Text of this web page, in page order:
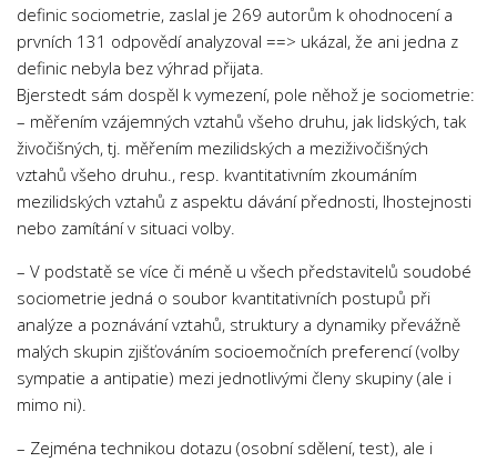
Účetnictví
Zdravotnictví
Zeměpis
Novinky
definic sociometrie, zaslal je 269 autorům k ohodnocení a
prvních 131 odpovědí analyzoval ==> ukázal, že ani jedna z
definic nebyla bez výhrad přijata.
Bjerstedt sám dospěl k vymezení, pole něhož je sociometrie:
– měřením vzájemných vztahů všeho druhu, jak lidských, tak
živočišných, tj. měřením mezilidských a meziživočišných
vztahů všeho druhu., resp. kvantitativním zkoumáním
mezilidských vztahů z aspektu dávání přednosti, lhostejnosti
nebo zamítání v situaci volby.
– V podstatě se více či méně u všech představitelů soudobé
sociometrie jedná o soubor kvantitativních postupů při
analýze a poznávání vztahů, struktury a dynamiky převážně
malých skupin zjišťováním socioemočních preferencí (volby
sympatie a antipatie) mezi jednotlivými členy skupiny (ale i
mimo ni).
– Zejména technikou dotazu (osobní sdělení, test), ale i